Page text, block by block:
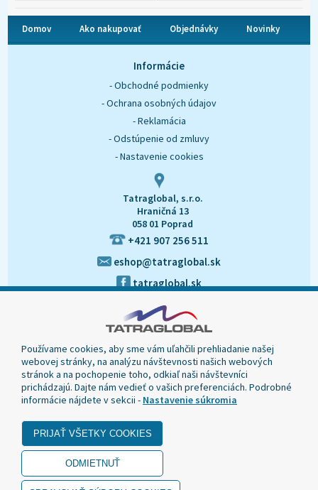
Domov Ako nakupovať Objednávky Novinky
Informácie
- Obchodné podmienky
- Ochrana osobných údajov
- Reklamácia
- Odstúpenie od zmluvy
- Nastavenie cookies
Tatraglobal, s.r.o.
Hraničná 13
058 01 Poprad
+421 907 256 511
eshop@tatraglobal.sk
tatraglobal.sk
© 2020 Tatraglobal, Všetky práva vyhradené.
Dizajn navrhol a naprogramoval Elall, spol. s r. o. -
Používame cookies, aby sme vám uľahčili prehliadanie našej
webovej stránky, na analýzu návštevnosti našich webových
stránok a na pochopenie toho, odkiaľ naši návštevníci
prichádzajú. Dajte nám vedieť o vašich preferenciách. Podrobné
informácie nájdete v sekcii - Nastavenie súkromia